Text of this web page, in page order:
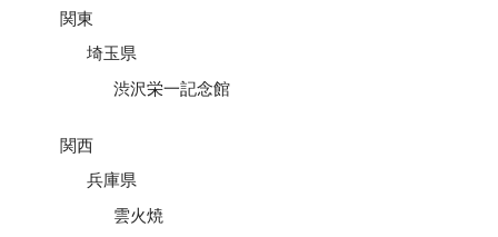
関東
埼玉県
渋沢栄一記念館
関西
兵庫県
雲火焼